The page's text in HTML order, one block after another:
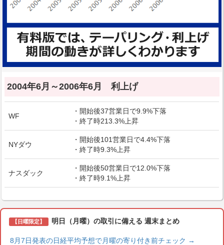
2004年6月～2006年6月 利上げ
WF
・開始後37営業日で9.9%下落
・終了時213.3%上昇
NYダウ
・開始後101営業日で4.4%下落
・終了時9.3%上昇
ナスダック
・開始後50営業日で12.0%下落
・終了時9.1%上昇
【日曜限定】 明日（月曜）の取引に備える 週末まとめ
8月7日発表の日経平均予想で月曜の寄り付き前チェック →